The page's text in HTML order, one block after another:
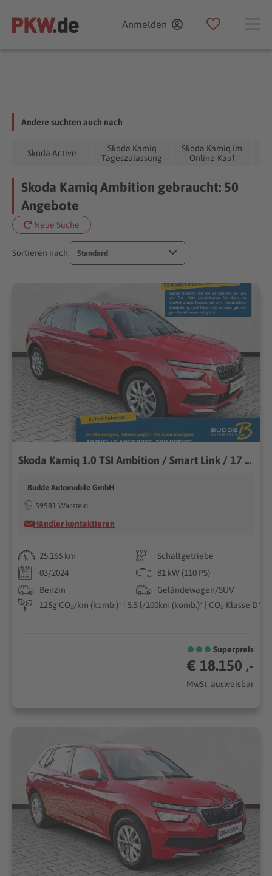
Anmelden
Andere suchten auch nach
Skoda Active
Skoda Kamiq
Tageszulassung
Skoda Kamiq im
Online-Kauf
Skoda Kamiq Ambition gebraucht: 50
Angebote
Neue Suche
Sortieren nach: Standard
Skoda Kamiq 1.0 TSI Ambition / Smart Link / 17 Zoll
Budde Automobile GmbH
59581 Warstein
Händler kontaktieren
25.166 km
Schaltgetriebe
03/2024
81 kW (110 PS)
Benzin
Geländewagen/SUV
125g CO₂/km (komb.)* | 5.5 l/100km (komb.)* | CO₂-Klasse D*
Superpreis
€ 18.150 ,-
MwSt. ausweisbar